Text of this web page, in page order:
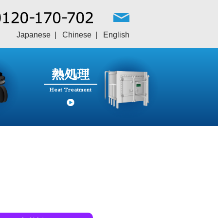
Japanese Chinese English
熱処理
Heat Treatment